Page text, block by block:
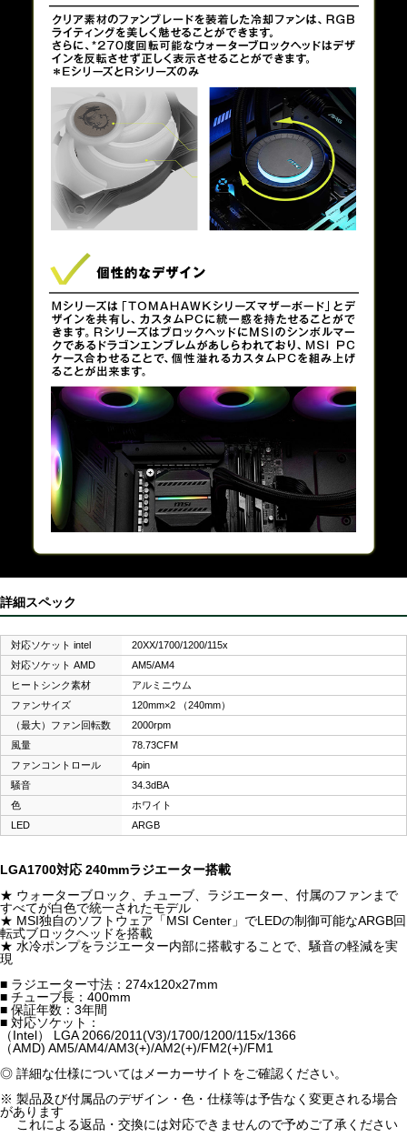
詳細スペック
対応ソケット intel
20XX/1700/1200/115x
対応ソケット AMD
AM5/AM4
ヒートシンク素材
アルミニウム
ファンサイズ
120mm×2 （240mm）
（最大）ファン回転数
2000rpm
風量
78.73CFM
ファンコントロール
4pin
騒音
34.3dBA
色
ホワイト
LED
ARGB
LGA1700対応 240mmラジエーター搭載
★ ウォーターブロック、チューブ、ラジエーター、付属のファンまで
すべてが白色で統一されたモデル
★ MSI独自のソフトウェア「MSI Center」でLEDの制御可能なARGB回
転式ブロックヘッドを搭載
★ 水冷ポンプをラジエーター内部に搭載することで、騒音の軽減を実
現
■ ラジエーター寸法：274x120x27mm
■ チューブ長：400mm
■ 保証年数：3年間
■ 対応ソケット：
（Intel） LGA 2066/2011(V3)/1700/1200/115x/1366
（AMD) AM5/AM4/AM3(+)/AM2(+)/FM2(+)/FM1
◎ 詳細な仕様についてはメーカーサイトをご確認ください。
※ 製品及び付属品のデザイン・色・仕様等は予告なく変更される場合
があります
これによる返品・交換には対応できませんので予めご了承ください